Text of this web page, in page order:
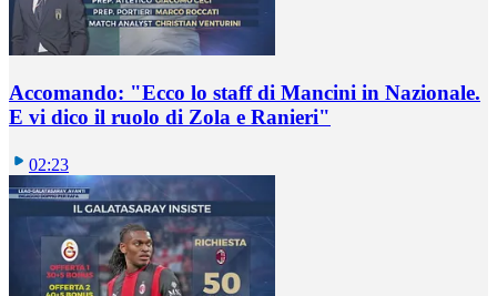
Accomando: "Ecco lo staff di Mancini in Nazionale.
E vi dico il ruolo di Zola e Ranieri"
02:23